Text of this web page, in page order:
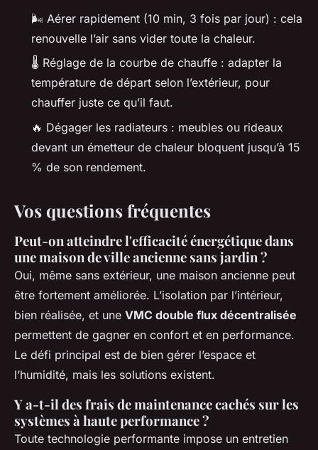
🌬️ Aérer rapidement (10 min, 3 fois par jour) : cela
renouvelle l’air sans vider toute la chaleur.
🌡️ Réglage de la courbe de chauffe : adapter la
température de départ selon l’extérieur, pour
chauffer juste ce qu’il faut.
🔥 Dégager les radiateurs : meubles ou rideaux
devant un émetteur de chaleur bloquent jusqu’à 15
% de son rendement.
Vos questions fréquentes
Peut-on atteindre l'efficacité énergétique dans
une maison de ville ancienne sans jardin ?
Oui, même sans extérieur, une maison ancienne peut
être fortement améliorée. L’isolation par l’intérieur,
bien réalisée, et une VMC double flux décentralisée
permettent de gagner en confort et en performance.
Le défi principal est de bien gérer l’espace et
l’humidité, mais les solutions existent.
Y a-t-il des frais de maintenance cachés sur les
systèmes à haute performance ?
Toute technologie performante impose un entretien